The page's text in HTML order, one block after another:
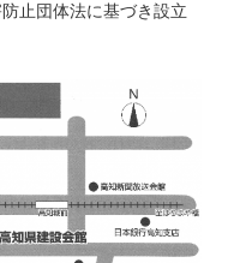
止団体法に基づき設立